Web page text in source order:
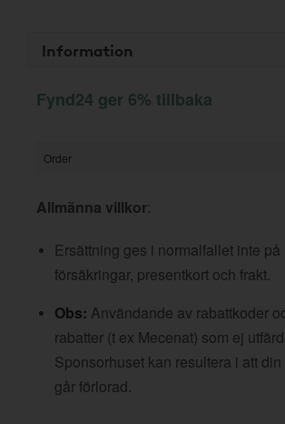
Information
Fynd24 ger 6% tillbaka
Order
Allmänna villkor:
Ersättning ges i normalfallet inte på
försäkringar, presentkort och frakt.
Obs: Användande av rabattkoder
rabatter (t ex Mecenat) som ej
Sponsorhuset kan resultera i att
går förlorad.